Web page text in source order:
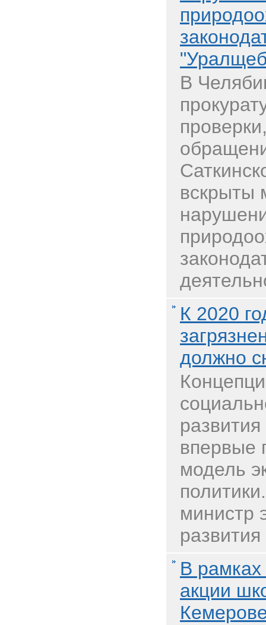
В
вскрыты
К 2020
должно
впервые
модель
министр
В рамках
акции